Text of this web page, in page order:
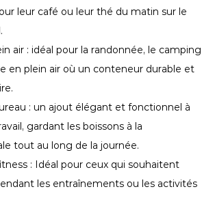
leur café ou leur thé du matin sur le
air : idéal pour la randonnée, le camping
en plein air où un conteneur durable et
: un ajout élégant et fonctionnel à
gardant les boissons à la
tout au long de la journée.
: Idéal pour ceux qui souhaitent
les entraînements ou les activités